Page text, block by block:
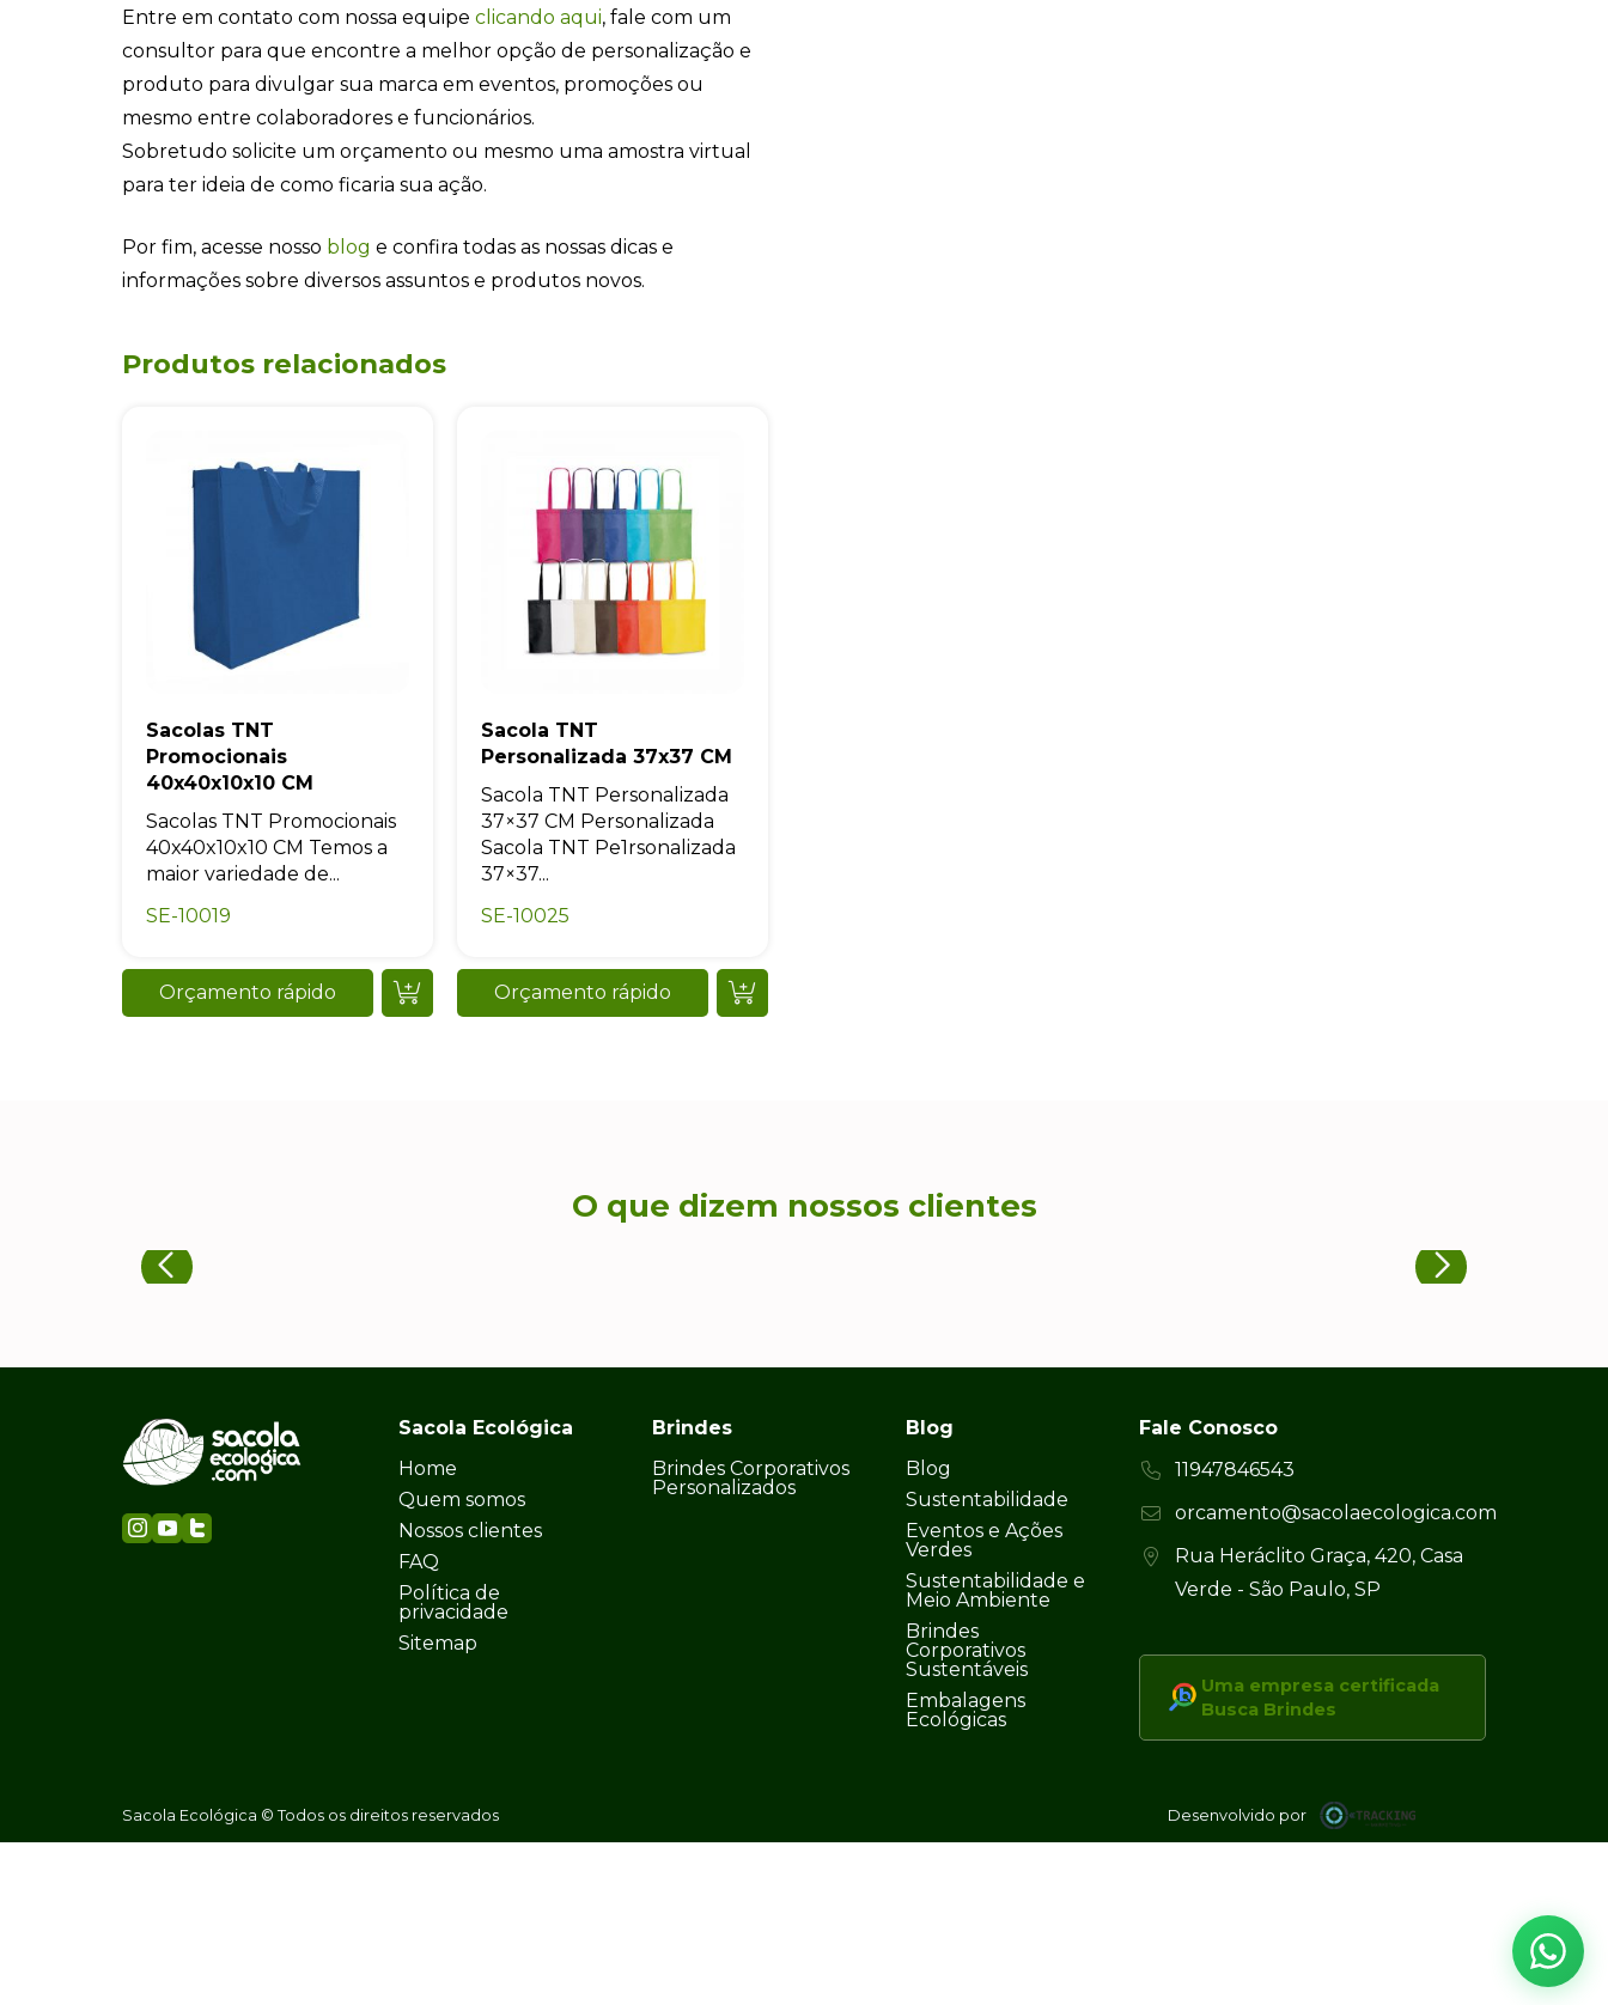
Entre em contato com nossa equipe clicando aqui, fale com um
consultor para que encontre a melhor opção de personalização e
produto para divulgar sua marca em eventos, promoções ou
mesmo entre colaboradores e funcionários.
Sobretudo solicite um orçamento ou mesmo uma amostra virtual
para ter ideia de como ficaria sua ação.
Por fim, acesse nosso blog e confira todas as nossas dicas e
informações sobre diversos assuntos e produtos novos.
Produtos relacionados
Sacolas TNT
Promocionais
40x40x10x10 CM
Sacolas TNT Promocionais
40x40x10x10 CM Temos a
maior variedade de...
SE-10019
Orçamento rápido
Sacola TNT
Personalizada 37x37 CM
Sacola TNT Personalizada
37×37 CM Personalizada
Sacola TNT Pe1rsonalizada
37×37...
SE-10025
Orçamento rápido
O que dizem nossos clientes
Sacola Ecológica
Home
Quem somos
Nossos clientes
FAQ
Política de
privacidade
Sitemap
Brindes
Brindes Corporativos
Personalizados
Blog
Blog
Sustentabilidade
Eventos e Ações
Verdes
Sustentabilidade e
Meio Ambiente
Brindes
Corporativos
Sustentáveis
Embalagens
Ecológicas
Fale Conosco
11947846543
orcamento@sacolaecologica.com
Rua Heráclito Graça, 420, Casa
Verde - São Paulo, SP
Uma empresa certificada
Busca Brindes
Sacola Ecológica © Todos os direitos reservados Desenvolvido por
+55
Eu concordo em receber comunicações.